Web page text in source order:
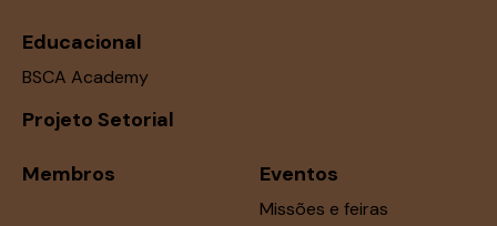
Educacional
BSCA Academy
Projeto Setorial
Membros Eventos
Missões e feiras